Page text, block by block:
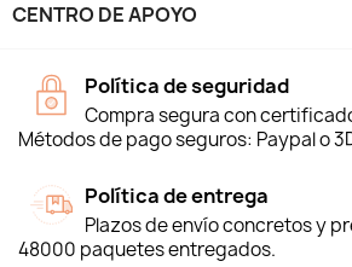
CENTRO DE APOYO
Política de seguridad
Compra segura con
Métodos de pago seguros: Paypal o
Política de entrega
Plazos de envío concretos y
48000 paquetes entregados.